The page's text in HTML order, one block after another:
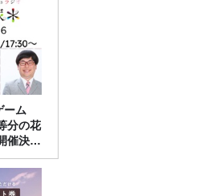
ーム
分の花
催決